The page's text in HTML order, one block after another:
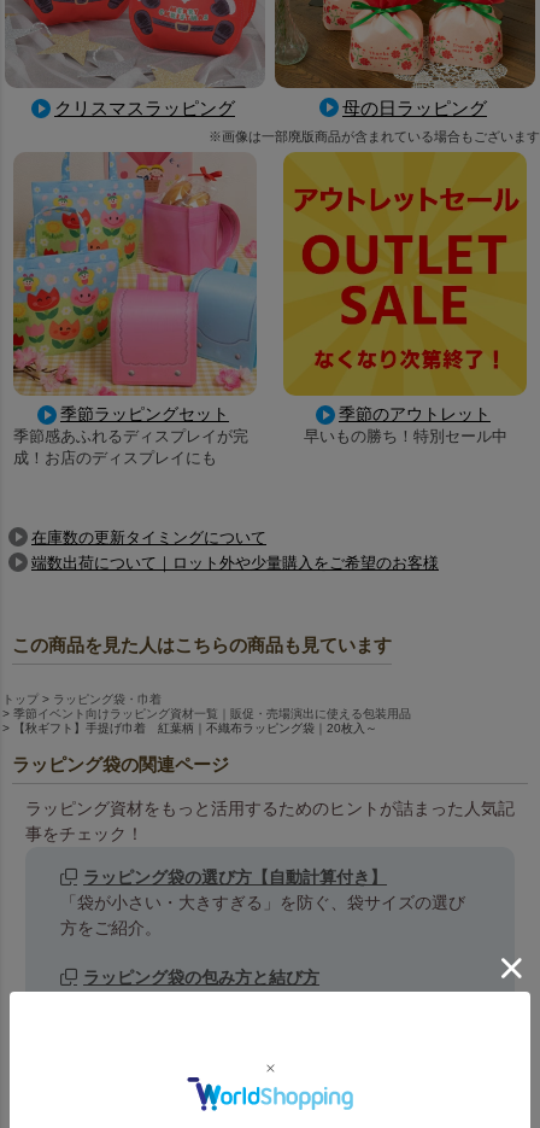
クリスマスラッピング 母の日ラッピング
※画像は一部廃版商品が含まれている場合もございます
季節ラッピングセット
季節感あふれるディスプレイが完
成！お店のディスプレイにも
季節のアウトレット
早いもの勝ち！特別セール中
在庫数の更新タイミングについて
端数出荷について｜ロット外や少量購入をご希望のお客様
この商品を見た人はこちらの商品も見ています
トップ
ラッピング袋・巾着
季節イベント向けラッピング資材一覧｜販促・売場演出に使える包装用品
【秋ギフト】手提げ巾着 紅葉柄｜不織布ラッピング袋｜20枚入～
ラッピング袋の関連ページ
ラッピング資材をもっと活用するためのヒントが詰まった人気記
事をチェック！
ラッピング袋の選び方【自動計算付き】
「袋が小さい・大きすぎる」を防ぐ、袋サイズの選び
方をご紹介。
ラッピング袋の包み方と結び方
ラッピング袋の種類と選び方
平袋・巾着・手提げタイプの違いとは？それぞれの特